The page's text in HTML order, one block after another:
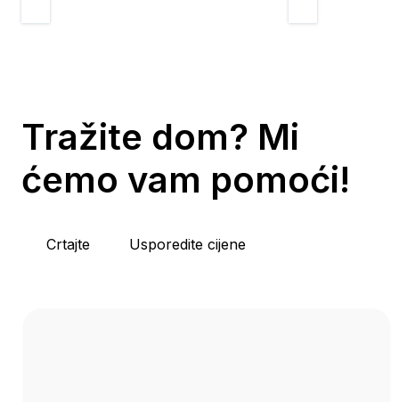
Tražite dom? Mi
ćemo vam pomoći!
Crtajte Usporedite cijene